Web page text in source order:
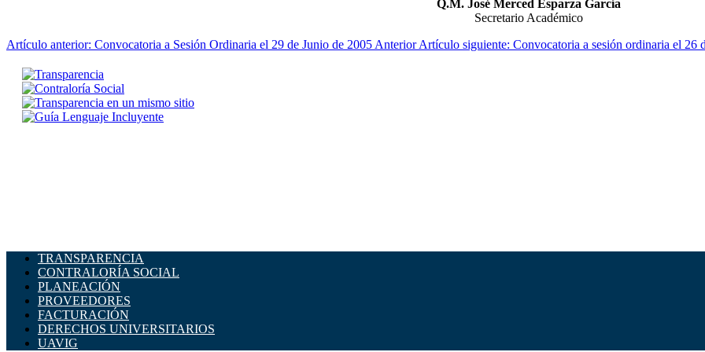
Q.M. José Merced Esparza García
Secretario Académico
Artículo anterior: Convocatoria a Sesión Ordinaria el 29 de Junio de 2005 Anterior Artículo siguiente: Convocatoria a sesión ordinaria el 26
TRANSPARENCIA
CONTRALORÍA SOCIAL
PLANEACIÓN
PROVEEDORES
FACTURACIÓN
DERECHOS UNIVERSITARIOS
UAVIG